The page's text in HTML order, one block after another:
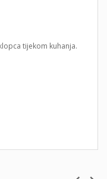
tijekom kuhanja.